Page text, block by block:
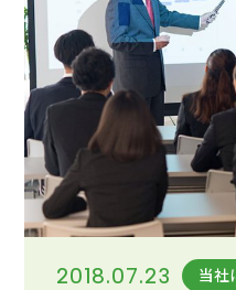
2018.07.23 当社